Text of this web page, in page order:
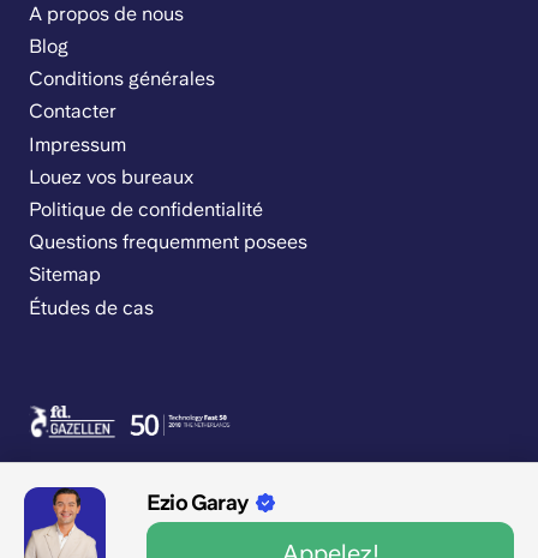
Ezio Garay
A propos de nous
Blog
Conditions générales
Contacter
Impressum
Louez vos bureaux
Politique de confidentialité
Questions frequemment posees
Sitemap
Études de cas